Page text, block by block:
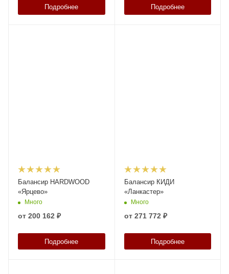
Подробнее Подробнее
Балансир HARDWOOD
«Ярцево»
Много
от 200 162 ₽
Подробнее
Балансир КИДИ
«Ланкастер»
Много
от 271 772 ₽
Подробнее